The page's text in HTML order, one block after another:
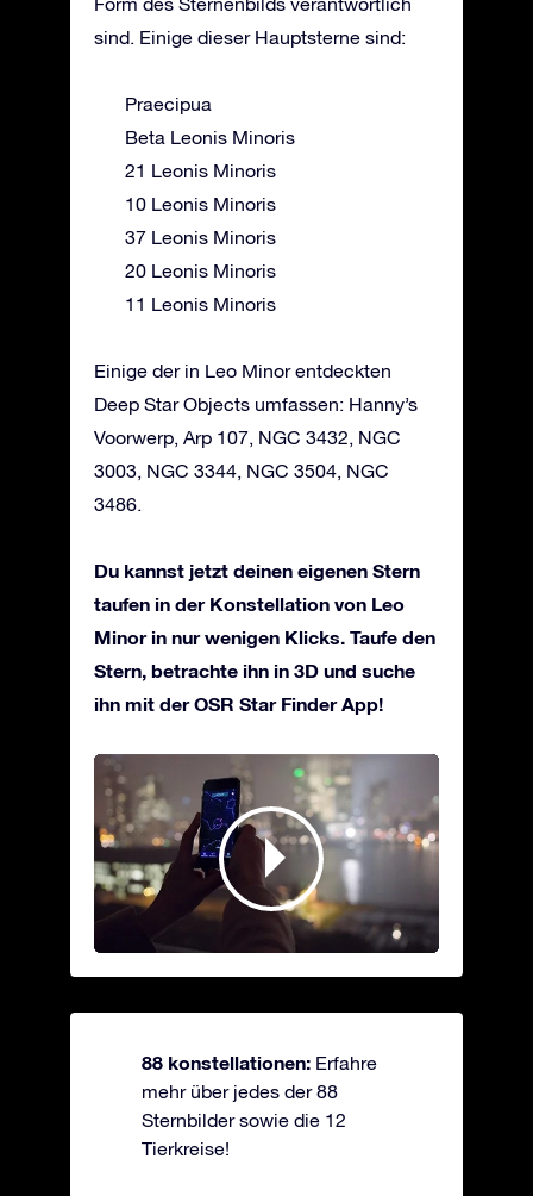
sind. Einige dieser Hauptsterne sind:
Praecipua
Beta Leonis Minoris
21 Leonis Minoris
10 Leonis Minoris
37 Leonis Minoris
20 Leonis Minoris
11 Leonis Minoris
Einige der in Leo Minor entdeckten
Deep Star Objects umfassen: Hanny’s
Voorwerp, Arp 107, NGC 3432, NGC
3003, NGC 3344, NGC 3504, NGC
3486.
Du kannst jetzt deinen eigenen Stern
taufen in der Konstellation von Leo
Minor in nur wenigen Klicks. Taufe den
Stern, betrachte ihn in 3D und suche
ihn mit der OSR Star Finder App!
88 konstellationen: Erfahre
mehr über jedes der 88
Sternbilder sowie die 12
Tierkreise!